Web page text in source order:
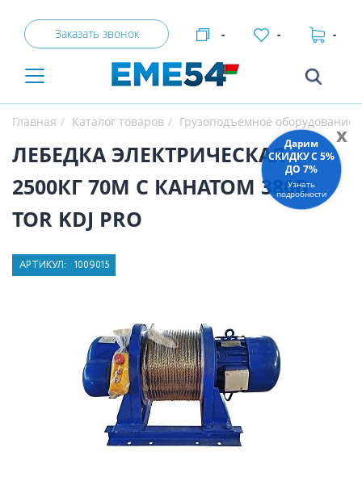
Заказать звонок - - -
Главная Каталог товаров Грузоподъемное оборудование
ЛЕБЕДКА ЭЛЕКТРИЧЕСКАЯ
2500КГ 70М С КАНАТОМ 380В
TOR KDJ PRO
АРТИКУЛ: 1009015
x
Дарим
СКИДКУ C 5%
ДО 7%
Узнать
подробности